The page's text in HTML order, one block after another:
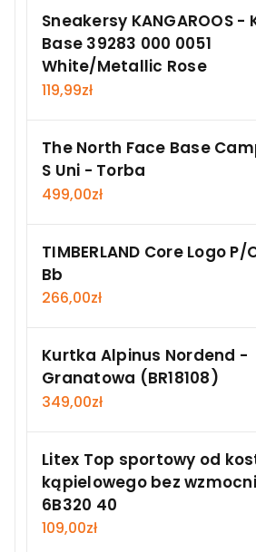
Sneakersy KANGAROOS -
Base 39283 000 0051
White/Metallic Rose
119,99zł
The North Face Base
S Uni - Torba
499,00zł
TIMBERLAND Core Logo P/
Bb
266,00zł
Kurtka Alpinus Nordend -
Granatowa (BR18108)
349,00zł
Litex Top sportowy od
kąpielowego bez
6B320 40
109,00zł